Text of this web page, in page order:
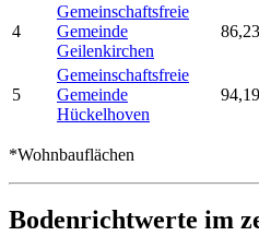
4
Gemeinschaftsfreie
Gemeinde
Geilenkirchen
5
Gemeinschaftsfreie
Gemeinde
Hückelhoven
*Wohnbauflächen
Bodenrichtwerte im